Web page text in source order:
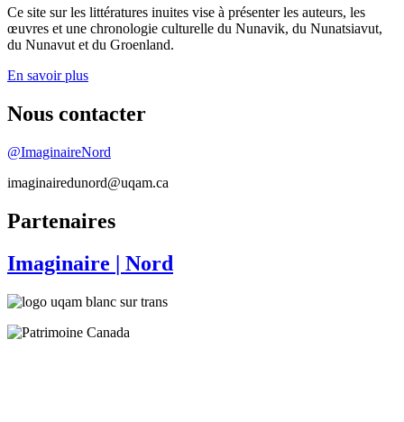
Ce site sur les littératures inuites vise à présenter les auteurs, les
œuvres et une chronologie culturelle du Nunavik, du Nunatsiavut,
du Nunavut et du Groenland.
En savoir plus
Nous contacter
@ImaginaireNord
imaginairedunord@uqam.ca
Partenaires
Imaginaire | Nord